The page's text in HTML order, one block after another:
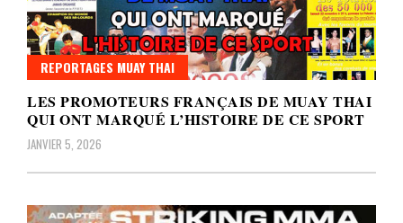
REPORTAGES MUAY THAI
LES PROMOTEURS FRANÇAIS DE MUAY THAI
QUI ONT MARQUÉ L’HISTOIRE DE CE SPORT
JANVIER 5, 2026